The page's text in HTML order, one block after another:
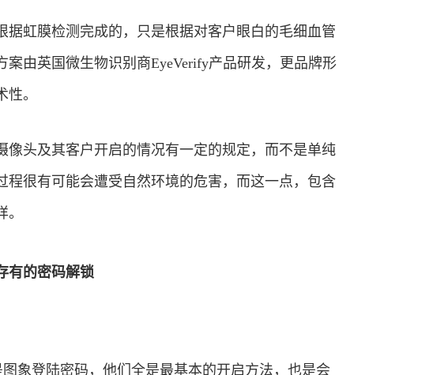
据虹膜检测完成的，只是根据对客户眼白的毛细血管
由英国微生物识别商EyeVerify产品研发，更品牌形
。
像头及其客户开启的情况有一定的规定，而不是单纯
程很有可能会遭受自然环境的危害，而这一点，包含
有的密码解锁
象登陆密码，他们全是最基本的开启方法，也是会